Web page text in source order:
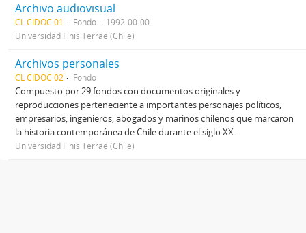
Archivo audiovisual
CL CIDOC 01 Fondo
1992-00-00
Universidad Finis Terrae (Chile)
Archivos personales
CL CIDOC 02 Fondo
Compuesto por 29 fondos con documentos originales y
reproducciones perteneciente a importantes personajes políticos,
empresarios, ingenieros, abogados y marinos chilenos que marcaron
la historia contemporánea de Chile durante el siglo XX.
Universidad Finis Terrae (Chile)